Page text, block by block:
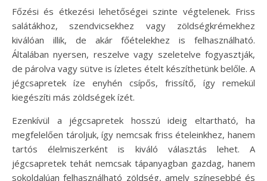
Főzési és étkezési lehetőségei szinte végtelenek. Friss
salátákhoz, szendvicsekhez vagy zöldségkrémekhez
kiválóan illik, de akár főételekhez is felhasználható.
Általában nyersen, reszelve vagy szeletelve fogyasztják,
de párolva vagy sütve is ízletes ételt készíthetünk belőle. A
jégcsapretek íze enyhén csípős, frissítő, így remekül
kiegészíti más zöldségek ízét.
Ezenkívül a jégcsapretek hosszú ideig eltartható, ha
megfelelően tároljuk, így nemcsak friss ételeinkhez, hanem
tartós élelmiszerként is kiváló választás lehet. A
jégcsapretek tehát nemcsak tápanyagban gazdag, hanem
sokoldalúan felhasználható zöldség, amely színesebbé és